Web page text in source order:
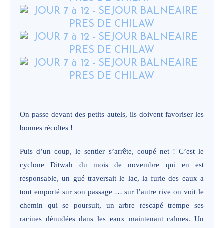
On passe devant des petits autels, ils doivent favoriser les
bonnes récoltes !
Puis d’un coup, le sentier s’arrête, coupé net ! C’est le
cyclone Ditwah du mois de novembre qui en est
responsable, un gué traversait le lac, la furie des eaux a
tout emporté sur son passage … sur l’autre rive on voit le
chemin qui se poursuit, un arbre rescapé trempe ses
racines dénudées dans les eaux maintenant calmes. Un